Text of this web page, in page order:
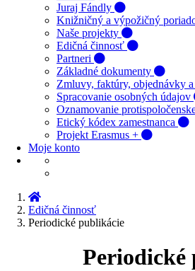
Juraj Fándly
Knižničný a výpožičný
Naše projekty
Edičná činnosť
Partneri
Základné dokumenty
Zmluvy, faktúry, objednávky
Spracovanie osobných údajov
Oznamovanie
Etický kódex zamestnanca
Projekt Erasmus +
Moje konto
Edičná činnosť
Periodické publikácie
Periodické